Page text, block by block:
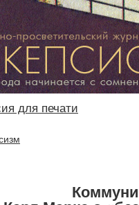
для печати